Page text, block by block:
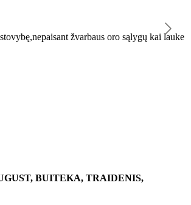
žvarbaus oro sąlygų kai lauke
BUITEKA, TRAIDENIS,